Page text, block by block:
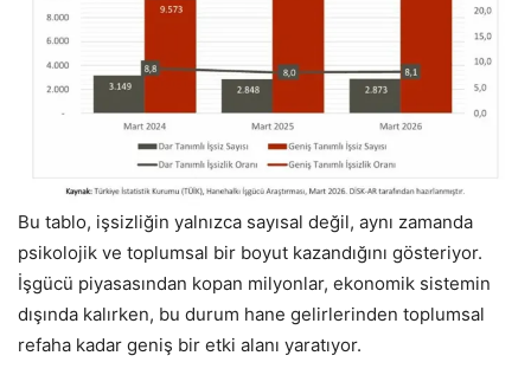
Bu tablo, işsizliğin yalnızca sayısal değil, aynı zamanda
psikolojik ve toplumsal bir boyut kazandığını gösteriyor.
İşgücü piyasasından kopan milyonlar, ekonomik sistemin
dışında kalırken, bu durum hane gelirlerinden toplumsal
refaha kadar geniş bir etki alanı yaratıyor.